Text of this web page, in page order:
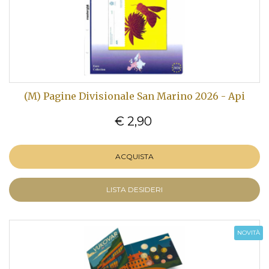
(M) Pagine Divisionale San Marino 2026 - Api
€ 2,90
ACQUISTA
LISTA DESIDERI
NOVITÀ